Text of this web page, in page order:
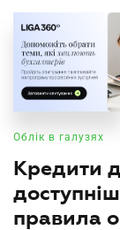
БУХГАЛТЕР
Облік в галузях
Кредити
правила